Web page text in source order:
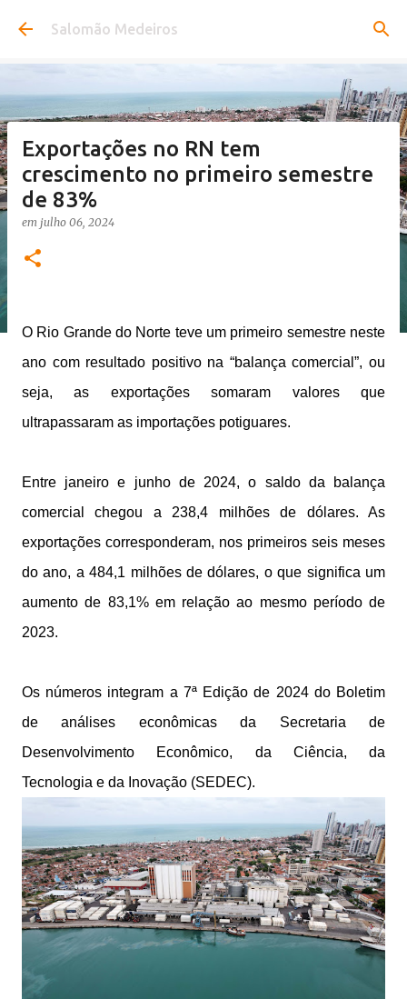
Pular para o conteúdo principal
Salomão Medeiros
Exportações no RN tem
crescimento no primeiro semestre
de 83%
em julho 06, 2024
O Rio Grande do Norte teve um primeiro semestre neste
ano com resultado positivo na “balança comercial”, ou
seja, as exportações somaram valores que
ultrapassaram as importações potiguares.
Entre janeiro e junho de 2024, o saldo da balança
comercial chegou a 238,4 milhões de dólares. As
exportações corresponderam, nos primeiros seis meses
do ano, a 484,1 milhões de dólares, o que significa um
aumento de 83,1% em relação ao mesmo período de
2023.
Os números integram a 7ª Edição de 2024 do Boletim
de análises econômicas da Secretaria de
Desenvolvimento Econômico, da Ciência, da
Tecnologia e da Inovação (SEDEC).